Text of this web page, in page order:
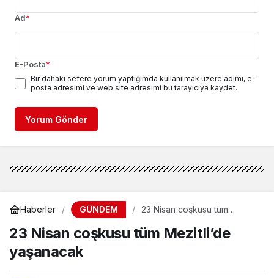
Ad*
E-Posta*
Bir dahaki sefere yorum yaptığımda kullanılmak üzere adımı, e-
posta adresimi ve web site adresimi bu tarayıcıya kaydet.
Yorum Gönder
Haberler GÜNDEM
23 Nisan coşkusu tüm
23 Nisan coşkusu tüm Mezitli’de
yaşanacak